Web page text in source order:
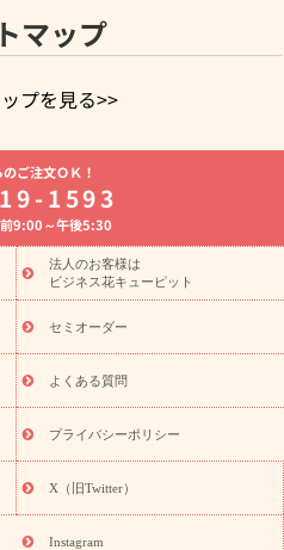
マップ
プを見る>>
特集
誕生日フラワーギフト特集
開店・開業祝い
お供え・お悔やみの花
贈る花 胡蝶蘭・花鉢
ト
ひまわり ギフト・プレゼント
季節のイベント
お盆 花（新
盆）
お盆・お供え 花とセットギ
フラワー
ひまわり ギフト・プ
元・暑中見舞い 花のギフト特集
レゼント特集
の日 花のおすすめランキング
敬
ント特集
敬老の日 花とセットギ
の花 全てのギフト一覧
キャン
ィアンズ』コラボキャンペーン
ンペーン
誕生日の花を探す
フラワーギフト特集
ご注文ＯＫ！
1593
9:00～午後5:30
法人のお客様は
ビジネス花キューピット
セミオーダー
よくある質問
プライバシーポリシー
X（旧Twitter）
Instagram